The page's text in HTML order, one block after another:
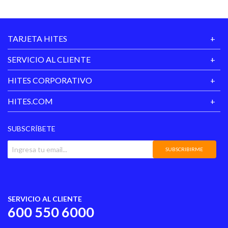
TARJETA HITES
SERVICIO AL CLIENTE
HITES CORPORATIVO
HITES.COM
SUBSCRÍBETE
SUBSCRIBIRME
SERVICIO AL CLIENTE
600 550 6000